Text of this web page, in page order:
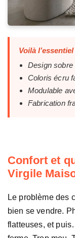
Voilà l’essentiel
Design sobre
Coloris écru
Modulable
Fabrication
Confort et
Virgile
Le problème des
bien se vendre.
flatteuses, et